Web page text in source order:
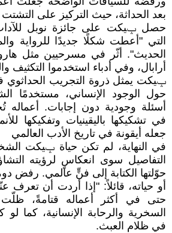
بعد الحداثة، حيث التركيز على
التي "أعطت شكلًا جديدًا للرواية
الحديث". أثّر في مسرحيين مثل
أرابال، وفي أدباء استخدموا التكثيف
ݒيكت يمثل ذروة التجريب الحداثوي
حول الوجود الإنساني، مستخدمًا
أسئلة وجودية دون إجابات. أعماله
في تشكيكها باليقينيات وتفكيكها
جعله أيقونة في تاريخ الأدب العالمي
في النهاية، لم تكن حياة ݒيكت
التفاصيل سوى انعكاسٍ لرؤيته
حوّلتها الكتابة إلى فنٍّ عالمي. رفض
أو حياته، قائلاً: "إذا أردت أن تعرف
حتى في أكثر أعماله قتامةً،
السخرية والرحابة الإنسانية، كما
في ظلام العبث.